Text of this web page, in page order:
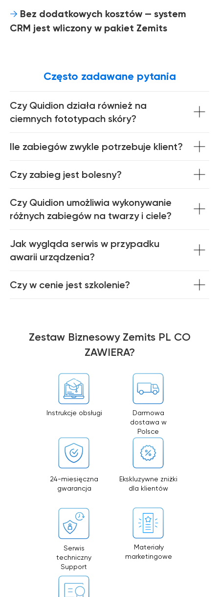
→ Bez dodatkowych kosztów — system
CRM jest wliczony w pakiet Zemits
Często zadawane pytania
Czy Quidion działa również na
ciemnych fototypach skóry?
Ile zabiegów zwykle potrzebuje klient?
Czy zabieg jest bolesny?
Czy Quidion umożliwia wykonywanie
różnych zabiegów na twarzy i ciele?
Jak wygląda serwis w przypadku
awarii urządzenia?
Czy w cenie jest szkolenie?
Zestaw Biznesowy Zemits PL CO
ZAWIERA?
Instrukcje obsługi
Darmowa
dostawa w
Polsce
Materiały
marketingowe
24-miesięczna
gwarancja
Ekskluzywne zniżki
dla klientów
Serwis
techniczny
Support
zemits.co.uk
zemits.it
wystawiać oraz udostępniać faktury wyłącznie w
formie ustrukturyzowanej za pośrednictwem
systemu KSeF.